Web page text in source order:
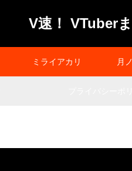
V速！ VTuber
ミライアカリ 月